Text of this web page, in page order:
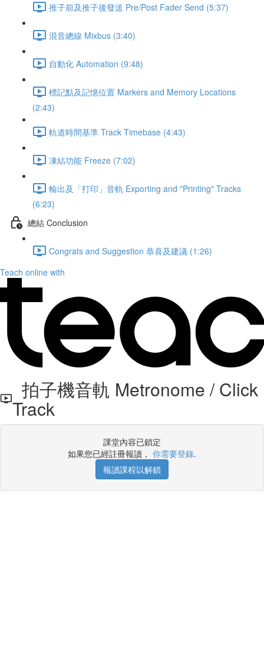
推子前及推子後發送 Pre/Post Fader Send (5:37)
混音總線 Mixbus (3:40)
自動化 Automation (9:48)
標記點及記憶位置 Markers and Memory Locations
(2:43)
軌道時間基準 Track Timebase (4:43)
凍結功能 Freeze (7:02)
輸出及「打印」音軌 Exporting and "Printing" Tracks
(6:23)
總結 Conclusion
Congrats and Suggestion 恭喜及建議 (1:26)
Teach online with
拍子機音軌 Metronome / Click
Track
課堂內容已鎖定
如果您已經註冊報讀， 你需要登錄.
報讀課程以解鎖